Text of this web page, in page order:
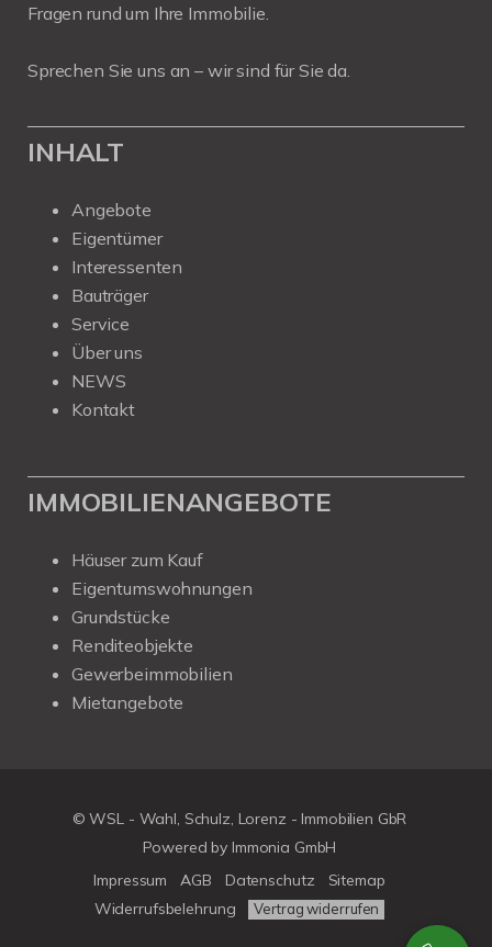
Fragen rund um Ihre Immobilie.
Sprechen Sie uns an – wir sind für Sie da.
INHALT
Angebote
Eigentümer
Interessenten
Bauträger
Service
Über uns
NEWS
Kontakt
IMMOBILIENANGEBOTE
Häuser zum Kauf
Eigentumswohnungen
Grundstücke
Renditeobjekte
Gewerbeimmobilien
Mietangebote
© WSL - Wahl, Schulz, Lorenz - Immobilien GbR
Powered by Immonia GmbH
Impressum
AGB Datenschutz
Sitemap
Widerrufsbelehrung
Vertrag widerrufen